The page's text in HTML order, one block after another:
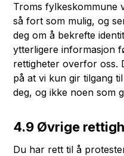
Troms fylkeskommune
så fort som mulig, og
deg om å bekrefte
ytterligere informasjon
rettigheter overfor oss.
på at vi kun gir tilgang
deg, og ikke noen som
4.9 Øvrige
Du har rett til å